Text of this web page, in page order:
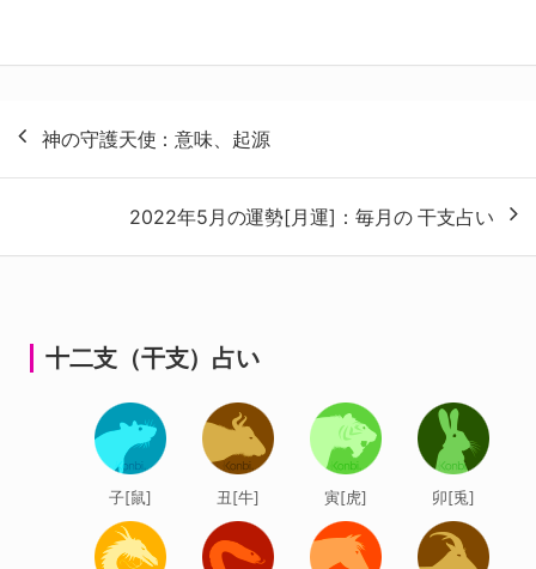
稿
ナ
ゲ
神の守護天使：意味、起源
2022年5月の運勢[月運]：毎月の 干支占い
十二支（干支）占い
子[鼠] 丑[牛] 寅[虎] 卯[兎]